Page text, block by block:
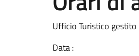
Ufficio Turistico
Data :